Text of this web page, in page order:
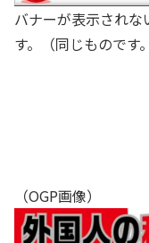
バナーが表示されな
す。（同じものです。
（OGP画像）